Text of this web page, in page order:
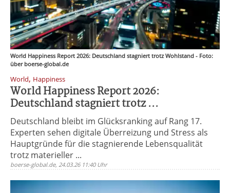
World Happiness Report 2026: Deutschland stagniert trotz Wohlstand - Foto:
über boerse-global.de
World, Happiness
World Happiness Report 2026:
Deutschland stagniert trotz ...
Deutschland bleibt im Glücksranking auf Rang 17.
Experten sehen digitale Überreizung und Stress als
Hauptgründe für die stagnierende Lebensqualität
trotz materieller ...
boerse-global.de, 24.03.26 11:40 Uhr